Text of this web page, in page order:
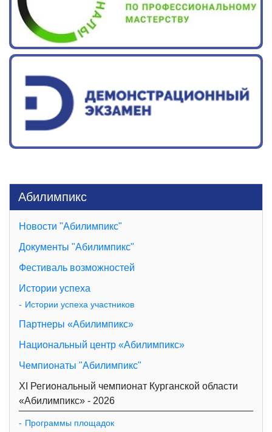
Абилимпикс
Новости "Абилимпикс"
Документы "Абилимпикс"
Фестиваль возможностей
Истории успеха
Истории успеха участников
Партнеры «Абилимпикс»
Национальный центр «Абилимпикс»
Чемпионаты "Абилимпикс"
XI Региональный чемпионат Курганской области
«Абилимпикс» - 2026
Программы площадок